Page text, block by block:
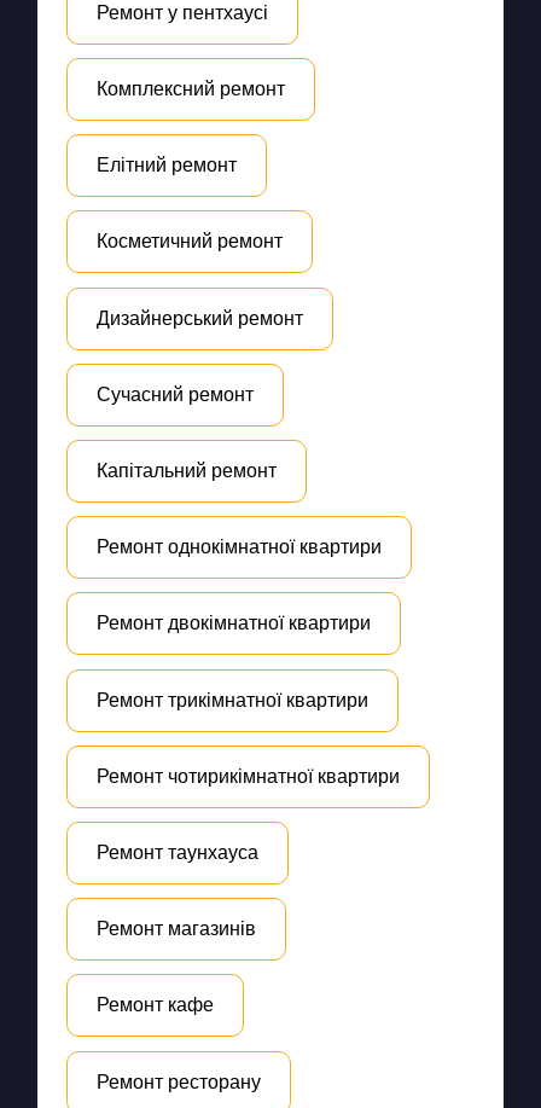
Ремонт у пентхаусі
Комплексний ремонт
Елітний ремонт
Косметичний ремонт
Дизайнерський ремонт
Сучасний ремонт
Капітальний ремонт
Ремонт однокімнатної квартири
Ремонт двокімнатної квартири
Ремонт трикімнатної квартири
Ремонт чотирикімнатної квартири
Ремонт таунхауса
Ремонт магазинів
Ремонт кафе
Ремонт ресторану